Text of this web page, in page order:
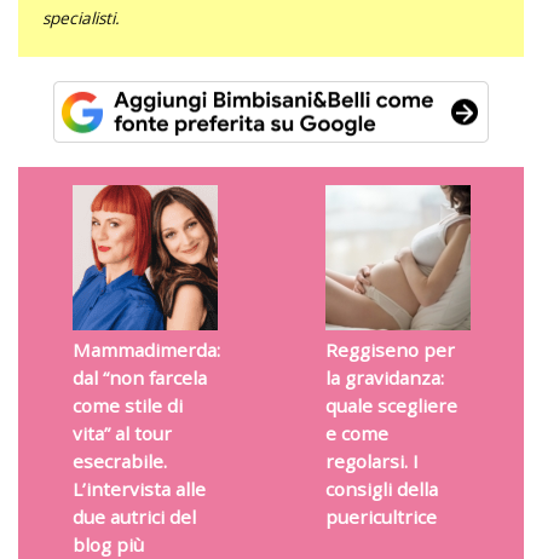
specialisti.
Mammadimerda:
dal “non farcela
come stile di
vita” al tour
esecrabile.
L’intervista alle
due autrici del
blog più
Reggiseno per
la gravidanza:
quale scegliere
e come
regolarsi. I
consigli della
puericultrice